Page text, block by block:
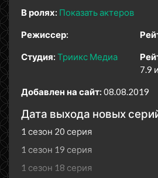
В ролях: Показать актеров
Режиссер:
Студия: Триикс Медиа
7.9
Добавлен на сайт: 08.08.2019
Дата выхода новых
1 сезон 20 серия
1 сезон 19 серия
1 сезон 18 серия